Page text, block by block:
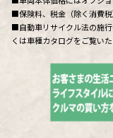
■保険料、税金（除く消費税
■自動車リサイクル法の施
くは車種カタログをご覧い